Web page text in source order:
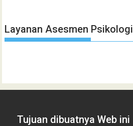
Layanan Asesmen Psikologi
Tujuan dibuatnya Web ini